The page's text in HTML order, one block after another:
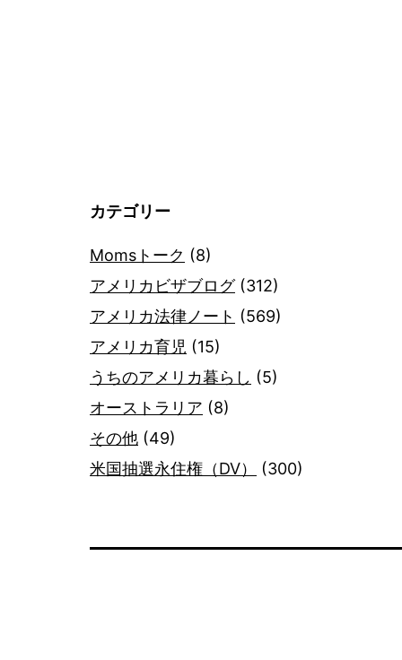
カテゴリー
Momsトーク (8)
アメリカビザブログ(312)
アメリカ法律ノート (569)
アメリカ育児 (15)
うちのアメリカ暮らし (5)
オーストラリア (8)
その他 (49)
米国抽選永住権（DV）
(300)